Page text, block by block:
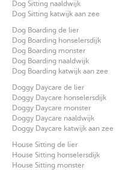
Dog Sitting naaldwijk
Dog Sitting katwijk aan zee
Dog Boarding de lier
Dog Boarding honselersdijk
Dog Boarding monster
Dog Boarding naaldwijk
Dog Boarding katwijk aan zee
Doggy Daycare de lier
Doggy Daycare honselersdijk
Doggy Daycare monster
Doggy Daycare naaldwijk
Doggy Daycare katwijk aan zee
House Sitting de lier
House Sitting honselersdijk
House Sitting monster